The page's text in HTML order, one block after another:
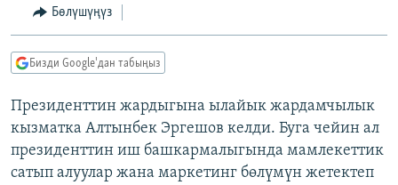
БҮГҮН АЗАТТЫКТА
ДАНИСТЕ
АЗАТТЫК+
ПОДКАСТБөлүшүңүз
Бизди Google'дан табыңыз
Президенттин жардыгына ылайык жардамчылык
кызматка Алтынбек Эргешов келди. Буга чейин ал
президенттин иш башкармалыгында мамлекеттик
сатып алуулар жана маркетинг бөлүмүн жетектеп